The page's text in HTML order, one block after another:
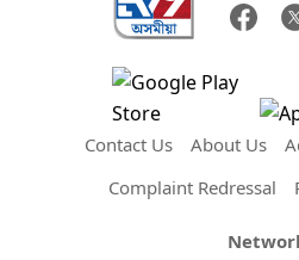
Contact Us About Us
Complaint Redressal